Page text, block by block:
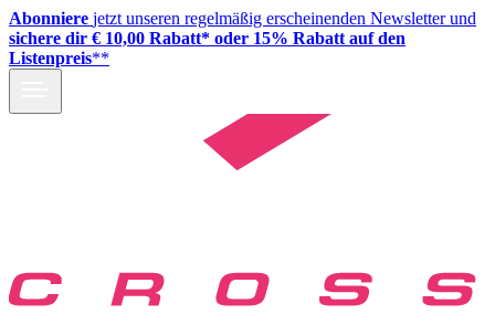
Abonniere jetzt unseren regelmäßig erscheinenden Newsletter und
sichere dir € 10,00 Rabatt* oder 15% Rabatt auf den
Listenpreis**